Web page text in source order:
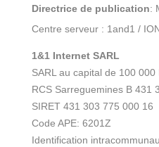
Directrice de publication:
Centre serveur : 1and1 /
1&1 Internet SARL
SARL au capital de 100 000
RCS Sarreguemines B 431
SIRET 431 303 775 000 16
Code APE: 6201Z
Identification